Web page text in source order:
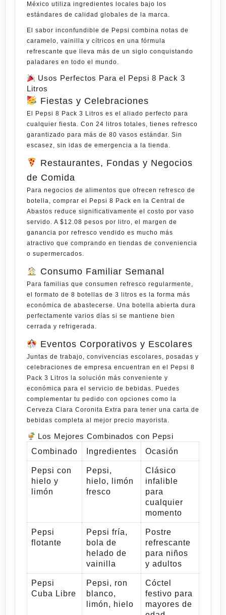
México utiliza ingredientes locales bajo los
estándares de calidad globales de la marca.
El sabor inconfundible de Pepsi combina notas de
caramelo, vainilla y cítricos en una fórmula
refrescante que lleva más de un siglo conquistando
paladares en todo el mundo.
Usos Perfectos Para el Pepsi 8 Pack 3
Litros
Fiestas y Celebraciones
El Pepsi 8 Pack 3 Litros es el aliado perfecto para
cualquier fiesta. Con 24 litros totales, tienes refresco
garantizado para más de 80 vasos estándar. Sin
escasez, sin idas de emergencia a la tienda.
Restaurantes, Fondas y Negocios
de Comida
Para negocios de alimentos que ofrecen refresco de
botella, comprar el Pepsi 8 Pack en la Central de
Abastos reduce significativamente el costo por vaso
servido. A $12.08 pesos por litro, el margen de
ganancia por refresco vendido es mucho más
atractivo que comprando en tiendas de conveniencia
o supermercados.
Consumo Familiar Semanal
Para familias que consumen refresco regularmente,
el formato de 8 botellas de 3 litros es la forma más
económica de abastecerse. Una botella abierta dura
perfectamente varios días si se mantiene bien
cerrada y refrigerada.
Eventos Corporativos y Escolares
Juntas de trabajo, convivencias escolares, posadas y
celebraciones de empresa encuentran en el
Pepsi 8
Pack 3 Litros la solución más conveniente y
económica para el servicio de bebidas. Puedes
complementar tu pedido con opciones como la
Cerveza Clara Coronita Extra para tener una carta de
bebidas completa al mejor precio mayorista.
Los Mejores Combinados con Pepsi
Combinado
Ingredientes Ocasión
Pepsi con
hielo y
limón
Pepsi,
hielo, limón
fresco
Clásico
infalible
para
cualquier
momento
Pepsi
flotante
Pepsi fría,
bola de
helado de
vainilla
Postre
refrescante
para niños
y adultos
Pepsi
Cuba Libre
Pepsi, ron
blanco,
limón, hielo
Cóctel
festivo para
mayores de